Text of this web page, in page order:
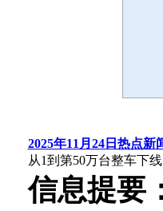
2025年11月24日热点新
从1到第50万台整车下
信息提要：